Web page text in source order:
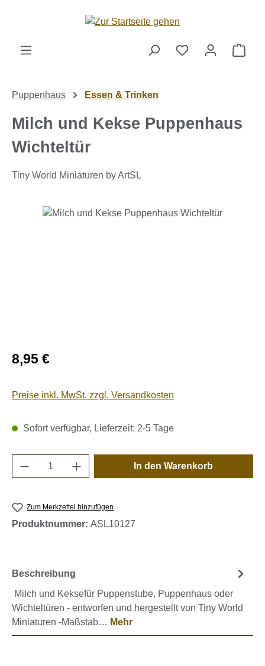
Zum Hauptinhalt springen
Puppenhaus Essen & Trinken
Milch und Kekse Puppenhaus
Wichteltür
Tiny World Miniaturen by ArtSL
Bildergalerie überspringen
Regulärer Preis:
8,95 €
Preise inkl. MwSt. zzgl. Versandkosten
Sofort verfügbar, Lieferzeit: 2-5 Tage
Produkt Anzahl: Gib den gewünschten
In den Warenkorb
Zum Merkzettel hinzufügen
Produktnummer: ASL10127
Beschreibung
Milch und Keksefür Puppenstube, Puppenhaus oder
Wichteltüren - entworfen und hergestellt von Tiny World
Miniaturen -Maßstab… Mehr